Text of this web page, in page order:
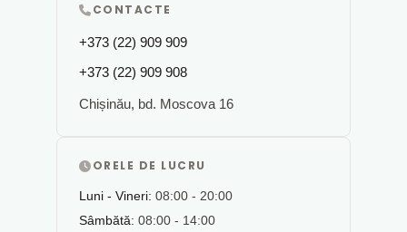
CONTACTE
+373 (22) 909 909
+373 (22) 909 908
Chișinău, bd. Moscova 16
ORELE DE LUCRU
Luni - Vineri: 08:00 - 20:00
Sâmbătă: 08:00 - 14:00